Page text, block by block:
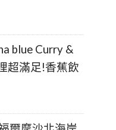
blue Curry &
超滿足!香蕉飲